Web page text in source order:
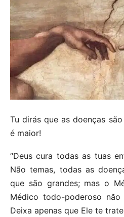
Tu dirás que as doenças
é maior!
“Deus cura todas as tuas
Não temas, todas as
que são grandes; mas o
Médico todo-poderoso não
Deixa apenas que Ele te